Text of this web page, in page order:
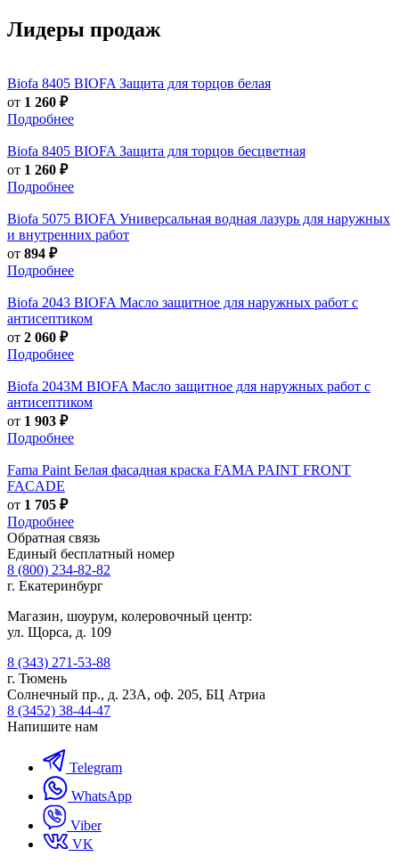
Лидеры продаж
Biofa 8405 BIOFA Защита для торцов белая
от 1 260 ₽
Подробнее
Biofa 8405 BIOFA Защита для торцов бесцветная
от 1 260 ₽
Подробнее
Biofa 5075 BIOFA Универсальная водная лазурь для наружных
и внутренних работ
от 894 ₽
Подробнее
Biofa 2043 BIOFA Масло защитное для наружных работ с
антисептиком
от 2 060 ₽
Подробнее
Biofa 2043M BIOFA Масло защитное для наружных работ с
антисептиком
от 1 903 ₽
Подробнее
Fama Paint Белая фасадная краска FAMA PAINT FRONT
FACADE
от 1 705 ₽
Подробнее
Обратная связь
Единый бесплатный номер
8 (800) 234-82-82
г. Екатеринбург
Магазин, шоурум, колеровочный центр:
ул. Щорса, д. 109
8 (343) 271-53-88
г. Тюмень
Солнечный пр., д. 23А, оф. 205, БЦ Атриа
8 (3452) 38-44-47
Напишите нам
Telegram
WhatsApp
Viber
VK